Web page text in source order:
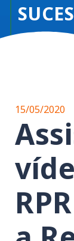
15/05/2020